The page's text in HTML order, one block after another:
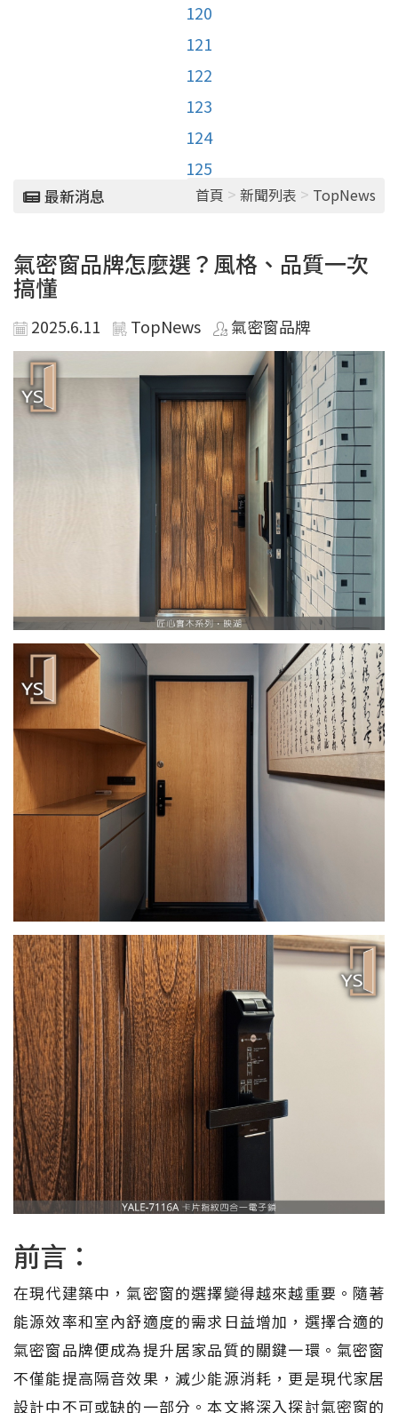
120
121
122
123
124
125
最新消息 首頁 > 新聞列表 > TopNews
氣密窗品牌怎麼選？風格、品質一次
搞懂
2025.6.11 TopNews 氣密窗品牌
前言：
在現代建築中，氣密窗的選擇變得越來越重要。隨著
能源效率和室內舒適度的需求日益增加，選擇合適的
氣密窗品牌便成為提升居家品質的關鍵一環。氣密窗
不僅能提高隔音效果，減少能源消耗，更是現代家居
設計中不可或缺的一部分。本文將深入探討氣密窗的